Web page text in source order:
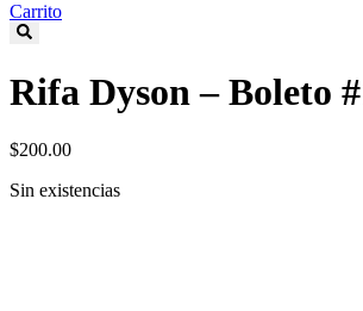
Carrito
Rifa Dyson – Boleto
$200.00
Sin existencias